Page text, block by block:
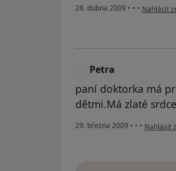
28. dubna 2009 • • • podle
Nahlásit
Petra
paní doktorka má
dětmi.Má zlaté
29. března 2009 • • • podle
Nahlásit